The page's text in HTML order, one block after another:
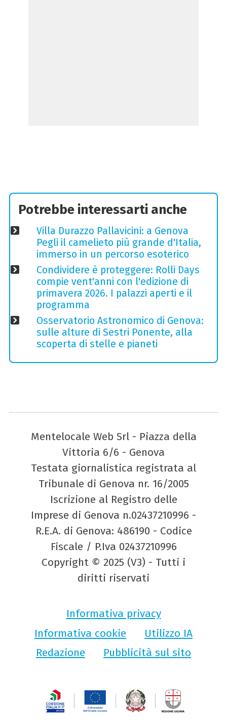
Potrebbe interessarti anche
Villa Durazzo Pallavicini: a Genova
Pegli il camelieto più grande d'Italia,
immerso in un percorso esoterico
Condividere è proteggere: Rolli Days
compie vent'anni con l'edizione di
primavera 2026. I palazzi aperti e il
programma
Osservatorio Astronomico di Genova:
sulle alture di Sestri Ponente, alla
scoperta di stelle e pianeti
Mentelocale Web Srl - Piazza della
Vittoria 6/6 - Genova
Testata giornalistica registrata al
Tribunale di Genova nr. 16/2005
Iscrizione al Registro delle
Imprese di Genova n.02437210996 -
R.E.A. di Genova: 486190 - Codice
Fiscale / P.Iva 02437210996
Copyright © 2025 (V3) - Tutti i
diritti riservati
Informativa privacy
Informativa cookie
Utilizzo IA
Redazione
Pubblicità sul sito